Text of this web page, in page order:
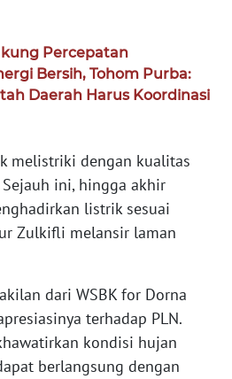
Percepatan
Bersih, Tohom Purba:
Daerah Harus Koordinasi
melistriki dengan kualitas
ini, hingga akhir
listrik sesuai
Zulkifli melansir laman
dari WSBK for Dorna
terhadap PLN.
kondisi hujan
berlangsung dengan